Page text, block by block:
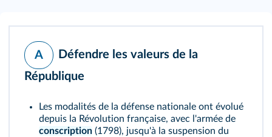
A
Défendre les valeurs de la
République
Les modalités de la défense nationale ont évolué
depuis la Révolution française, avec l'armée de
conscription (1798), jusqu'à la suspension du